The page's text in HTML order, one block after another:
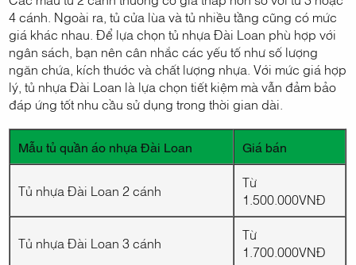
4 cánh. Ngoài ra, tủ cửa lùa và tủ nhiều tầng cũng có mức
giá khác nhau. Để lựa chọn tủ nhựa Đài Loan phù hợp với
ngân sách, bạn nên cân nhắc các yếu tố như số lượng
ngăn chứa, kích thước và chất lượng nhựa. Với mức giá hợp
lý, tủ nhựa Đài Loan là lựa chọn tiết kiệm mà vẫn đảm bảo
đáp ứng tốt nhu cầu sử dụng trong thời gian dài.
Mẫu tủ quần áo nhựa Đài Loan Giá bán
Tủ nhựa Đài Loan 2 cánh
Từ
1.500.000VNĐ
Tủ nhựa Đài Loan 3 cánh
Từ
1.700.000VNĐ